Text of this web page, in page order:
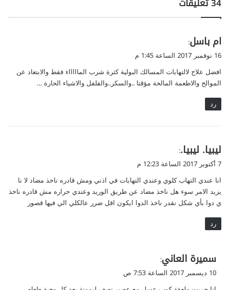
ي
ق
ل
ام باسل:
16 نوفمبر 2017 الساعة 1:45 م
افضل علاج لالتهابات المسالك البولية كثرة شرب الماااااء فقط والابتعاد عن
الموالح والاطعمة المالحة مؤقتا ..والسكر..والفلفل والاشياء الحارة …
رد
ي
ق
ل
ليبيا. ليبيا.:
7 أكتوبر 2017 الساعة 12:23 م
انا عندي التهاب كلوي وعندي التهابات في اذني ومش قادره ناخذ مضاد لا نا
يزيد الامر سوء هل ناخذ مضاد عن طريق الوريد وعندي حراره مش قادره ناخذ
ي دوا بأي شكل نقدر ناخذ الدوا ايكون اقل ضرر عالكلي الي فيها قصور
رد
ي
ق
سميرة العاني:
10 ديسمبر 2017 الساعة 7:53 ص